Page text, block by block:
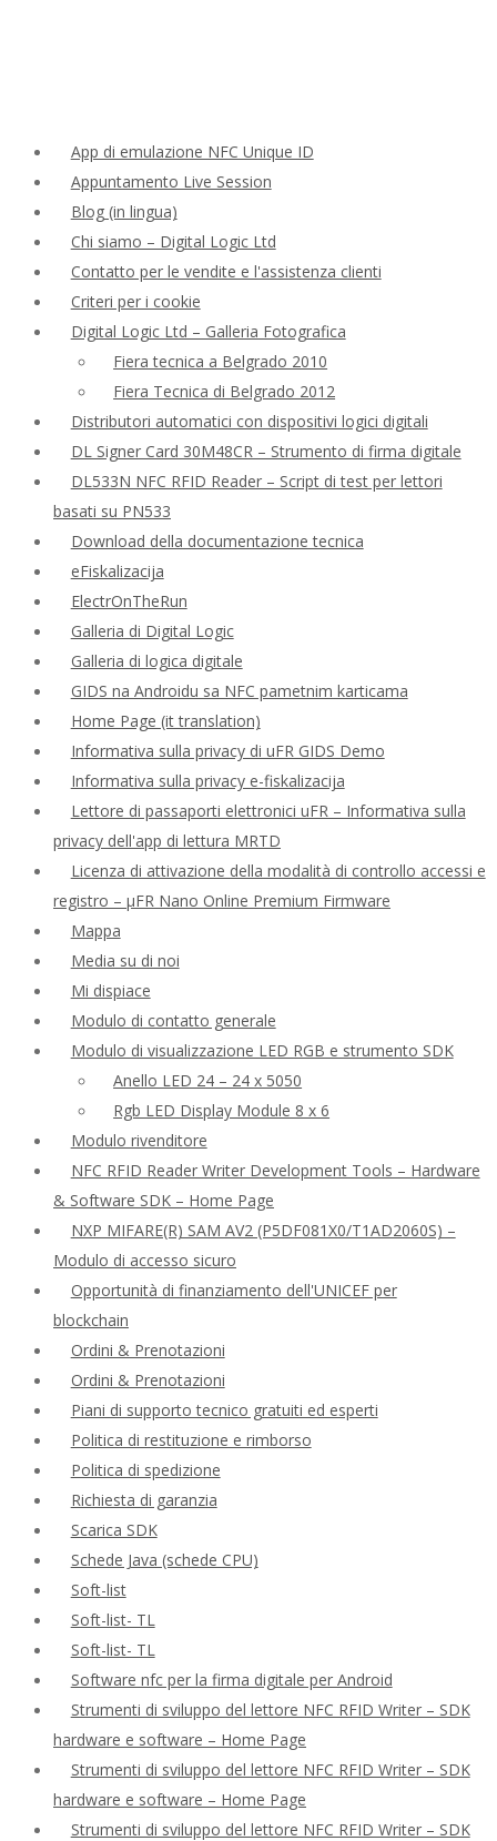
App di emulazione NFC Unique ID
Appuntamento Live Session
Blog (in lingua)
Chi siamo – Digital Logic Ltd
Contatto per le vendite e l'assistenza clienti
Criteri per i cookie
Digital Logic Ltd – Galleria Fotografica
Fiera tecnica a Belgrado 2010
Fiera Tecnica di Belgrado 2012
Distributori automatici con dispositivi logici digitali
DL Signer Card 30M48CR – Strumento di firma digitale
DL533N NFC RFID Reader – Script di test per lettori
basati su PN533
Download della documentazione tecnica
eFiskalizacija
ElectrOnTheRun
Galleria di Digital Logic
Galleria di logica digitale
GIDS na Androidu sa NFC pametnim karticama
Home Page (it translation)
Informativa sulla privacy di uFR GIDS Demo
Informativa sulla privacy e-fiskalizacija
Lettore di passaporti elettronici uFR – Informativa sulla
privacy dell'app di lettura MRTD
Licenza di attivazione della modalità di controllo accessi e
registro – μFR Nano Online Premium Firmware
Mappa
Media su di noi
Mi dispiace
Modulo di contatto generale
Modulo di visualizzazione LED RGB e strumento SDK
Anello LED 24 – 24 x 5050
Rgb LED Display Module 8 x 6
Modulo rivenditore
NFC RFID Reader Writer Development Tools – Hardware
& Software SDK – Home Page
NXP MIFARE(R) SAM AV2 (P5DF081X0/T1AD2060S) –
Modulo di accesso sicuro
Opportunità di finanziamento dell'UNICEF per
blockchain
Ordini & Prenotazioni
Ordini & Prenotazioni
Piani di supporto tecnico gratuiti ed esperti
Politica di restituzione e rimborso
Politica di spedizione
Richiesta di garanzia
Scarica SDK
Schede Java (schede CPU)
Soft-list
Soft-list- TL
Soft-list- TL
Software nfc per la firma digitale per Android
Strumenti di sviluppo del lettore NFC RFID Writer – SDK
hardware e software – Home Page
Strumenti di sviluppo del lettore NFC RFID Writer – SDK
hardware e software – Home Page
Strumenti di sviluppo del lettore NFC RFID Writer – SDK